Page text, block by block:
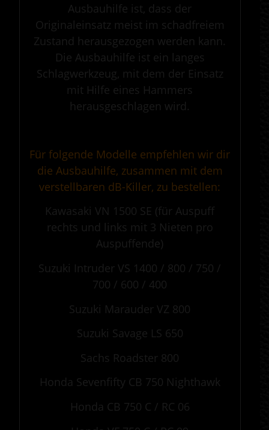
Ausbauhilfe ist, dass der
Originaleinsatz meist im schadfreiem
Zustand herausgezogen werden kann.
Die Ausbauhilfe ist ein langes
Schlagwerkzeug, mit dem der Einsatz
mit Hilfe eines Hammers
herausgeschlagen wird.
Für folgende Modelle empfehlen wir dir
die Ausbauhilfe, zusammen mit dem
verstellbaren dB-Killer, zu bestellen:
Kawasaki VN 1500 SE (für Auspuff
rechts und links mit 3 Nieten pro
Auspuffende)
Suzuki Intruder VS 1400 / 800 / 750 /
700 / 600 / 400
Suzuki Marauder VZ 800
Suzuki Savage LS 650
Sachs Roadster 800
Honda Sevenfifty CB 750 Nighthawk
Honda CB 750 C / RC 06